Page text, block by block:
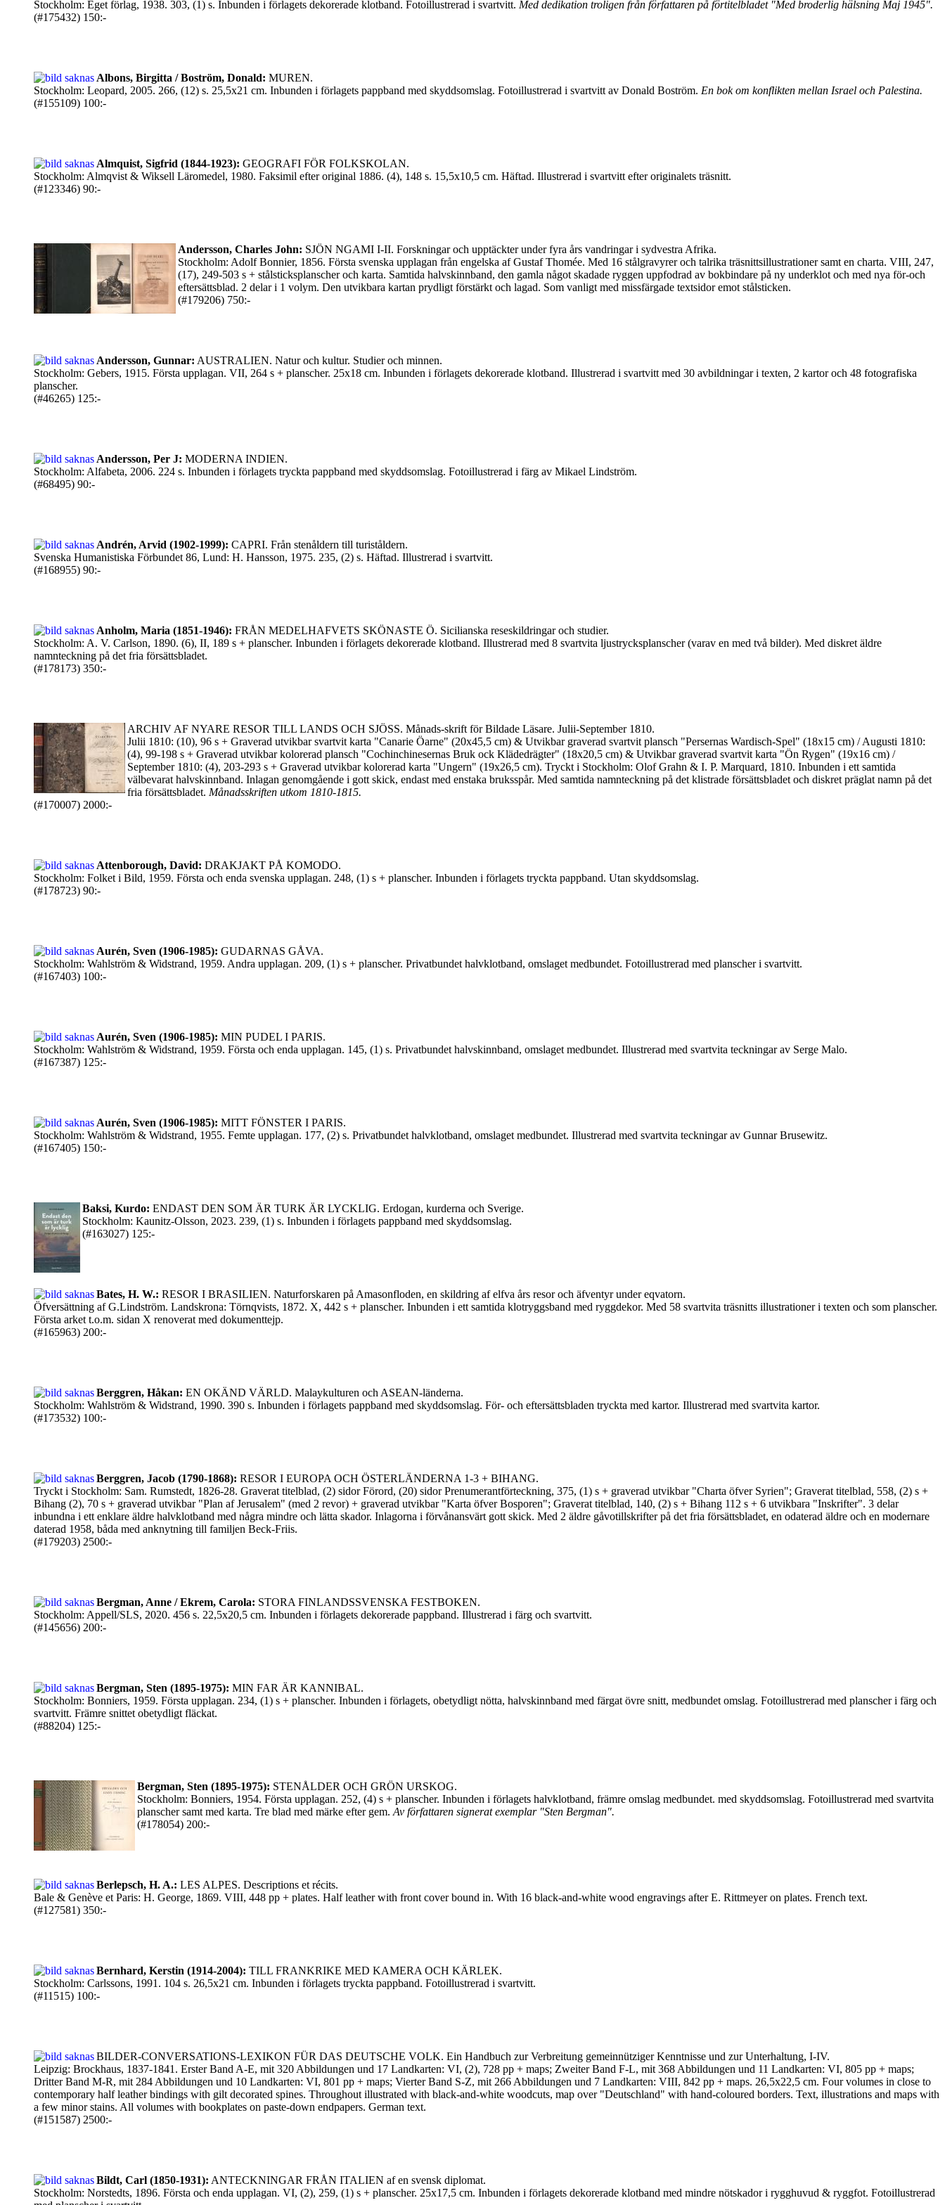
Stockholm: Eget förlag, 1938. 303, (1) s. Inbunden i förlagets dekorerade klotband. Fotoillustrerad i svartvitt. Med dedikation troligen från författaren på förtitelbladet "Med broderlig hälsning Maj 1945".
(#175432) 150:-
Albons, Birgitta / Boström, Donald: MUREN.
Stockholm: Leopard, 2005. 266, (12) s. 25,5x21 cm. Inbunden i förlagets pappband med skyddsomslag. Fotoillustrerad i svartvitt av Donald Boström. En bok om konflikten mellan Israel och Palestina.
(#155109) 100:-
Almquist, Sigfrid (1844-1923): GEOGRAFI FÖR FOLKSKOLAN.
Stockholm: Almqvist & Wiksell Läromedel, 1980. Faksimil efter original 1886. (4), 148 s. 15,5x10,5 cm. Häftad. Illustrerad i svartvitt efter originalets träsnitt.
(#123346) 90:-
Andersson, Charles John: SJÖN NGAMI I-II. Forskningar och upptäckter under fyra års vandringar i sydvestra Afrika.
Stockholm: Adolf Bonnier, 1856. Första svenska upplagan från engelska af Gustaf Thomée. Med 16 stålgravyrer och talrika träsnittsillustrationer samt en charta. VIII, 247,
(17), 249-503 s + stålsticksplanscher och karta. Samtida halvskinnband, den gamla något skadade ryggen uppfodrad av bokbindare på ny underklot och med nya för-och
eftersättsblad. 2 delar i 1 volym. Den utvikbara kartan prydligt förstärkt och lagad. Som vanligt med missfärgade textsidor emot stålsticken.
(#179206) 750:-
Andersson, Gunnar: AUSTRALIEN. Natur och kultur. Studier och minnen.
Stockholm: Gebers, 1915. Första upplagan. VII, 264 s + planscher. 25x18 cm. Inbunden i förlagets dekorerade klotband. Illustrerad i svartvitt med 30 avbildningar i texten, 2 kartor och 48 fotografiska
planscher.
(#46265) 125:-
Andersson, Per J: MODERNA INDIEN.
Stockholm: Alfabeta, 2006. 224 s. Inbunden i förlagets tryckta pappband med skyddsomslag. Fotoillustrerad i färg av Mikael Lindström.
(#68495) 90:-
Andrén, Arvid (1902-1999): CAPRI. Från stenåldern till turiståldern.
Svenska Humanistiska Förbundet 86, Lund: H. Hansson, 1975. 235, (2) s. Häftad. Illustrerad i svartvitt.
(#168955) 90:-
Anholm, Maria (1851-1946): FRÅN MEDELHAFVETS SKÖNASTE Ö. Sicilianska reseskildringar och studier.
Stockholm: A. V. Carlson, 1890. (6), II, 189 s + planscher. Inbunden i förlagets dekorerade klotband. Illustrerad med 8 svartvita ljustrycksplanscher (varav en med två bilder). Med diskret äldre
namnteckning på det fria försättsbladet.
(#178173) 350:-
ARCHIV AF NYARE RESOR TILL LANDS OCH SJÖSS. Månads-skrift för Bildade Läsare. Julii-September 1810.
Julii 1810: (10), 96 s + Graverad utvikbar svartvit karta "Canarie Öarne" (20x45,5 cm) & Utvikbar graverad svartvit plansch "Persernas Wardisch-Spel" (18x15 cm) / Augusti 1810:
(4), 99-198 s + Graverad utvikbar kolorerad plansch "Cochinchinesernas Bruk ock Klädedrägter" (18x20,5 cm) & Utvikbar graverad svartvit karta "Ön Rygen" (19x16 cm) /
September 1810: (4), 203-293 s + Graverad utvikbar kolorerad karta "Ungern" (19x26,5 cm). Tryckt i Stockholm: Olof Grahn & I. P. Marquard, 1810. Inbunden i ett samtida
välbevarat halvskinnband. Inlagan genomgående i gott skick, endast med enstaka bruksspår. Med samtida namnteckning på det klistrade försättsbladet och diskret präglat namn på det
fria försättsbladet. Månadsskriften utkom 1810-1815.
(#170007) 2000:-
Attenborough, David: DRAKJAKT PÅ KOMODO.
Stockholm: Folket i Bild, 1959. Första och enda svenska upplagan. 248, (1) s + planscher. Inbunden i förlagets tryckta pappband. Utan skyddsomslag.
(#178723) 90:-
Aurén, Sven (1906-1985): GUDARNAS GÅVA.
Stockholm: Wahlström & Widstrand, 1959. Andra upplagan. 209, (1) s + planscher. Privatbundet halvklotband, omslaget medbundet. Fotoillustrerad med planscher i svartvitt.
(#167403) 100:-
Aurén, Sven (1906-1985): MIN PUDEL I PARIS.
Stockholm: Wahlström & Widstrand, 1959. Första och enda upplagan. 145, (1) s. Privatbundet halvskinnband, omslaget medbundet. Illustrerad med svartvita teckningar av Serge Malo.
(#167387) 125:-
Aurén, Sven (1906-1985): MITT FÖNSTER I PARIS.
Stockholm: Wahlström & Widstrand, 1955. Femte upplagan. 177, (2) s. Privatbundet halvklotband, omslaget medbundet. Illustrerad med svartvita teckningar av Gunnar Brusewitz.
(#167405) 150:-
Baksi, Kurdo: ENDAST DEN SOM ÄR TURK ÄR LYCKLIG. Erdogan, kurderna och Sverige.
Stockholm: Kaunitz-Olsson, 2023. 239, (1) s. Inbunden i förlagets pappband med skyddsomslag.
(#163027) 125:-
Bates, H. W.: RESOR I BRASILIEN. Naturforskaren på Amasonfloden, en skildring af elfva års resor och äfventyr under eqvatorn.
Öfversättning af G.Lindström. Landskrona: Törnqvists, 1872. X, 442 s + planscher. Inbunden i ett samtida klotryggsband med ryggdekor. Med 58 svartvita träsnitts illustrationer i texten och som planscher.
Första arket t.o.m. sidan X renoverat med dokumenttejp.
(#165963) 200:-
Berggren, Håkan: EN OKÄND VÄRLD. Malaykulturen och ASEAN-länderna.
Stockholm: Wahlström & Widstrand, 1990. 390 s. Inbunden i förlagets pappband med skyddsomslag. För- och eftersättsbladen tryckta med kartor. Illustrerad med svartvita kartor.
(#173532) 100:-
Berggren, Jacob (1790-1868): RESOR I EUROPA OCH ÖSTERLÄNDERNA 1-3 + BIHANG.
Tryckt i Stockholm: Sam. Rumstedt, 1826-28. Graverat titelblad, (2) sidor Förord, (20) sidor Prenumerantförteckning, 375, (1) s + graverad utvikbar "Charta öfver Syrien"; Graverat titelblad, 558, (2) s +
Bihang (2), 70 s + graverad utvikbar "Plan af Jerusalem" (med 2 revor) + graverad utvikbar "Karta öfver Bosporen"; Graverat titelblad, 140, (2) s + Bihang 112 s + 6 utvikbara "Inskrifter". 3 delar
inbundna i ett enklare äldre halvklotband med några mindre och lätta skador. Inlagorna i förvånansvärt gott skick. Med 2 äldre gåvotillskrifter på det fria försättsbladet, en odaterad äldre och en modernare
daterad 1958, båda med anknytning till familjen Beck-Friis.
(#179203) 2500:-
Bergman, Anne / Ekrem, Carola: STORA FINLANDSSVENSKA FESTBOKEN.
Stockholm: Appell/SLS, 2020. 456 s. 22,5x20,5 cm. Inbunden i förlagets dekorerade pappband. Illustrerad i färg och svartvitt.
(#145656) 200:-
Bergman, Sten (1895-1975): MIN FAR ÄR KANNIBAL.
Stockholm: Bonniers, 1959. Första upplagan. 234, (1) s + planscher. Inbunden i förlagets, obetydligt nötta, halvskinnband med färgat övre snitt, medbundet omslag. Fotoillustrerad med planscher i färg och
svartvitt. Främre snittet obetydligt fläckat.
(#88204) 125:-
Bergman, Sten (1895-1975): STENÅLDER OCH GRÖN URSKOG.
Stockholm: Bonniers, 1954. Första upplagan. 252, (4) s + planscher. Inbunden i förlagets halvklotband, främre omslag medbundet. med skyddsomslag. Fotoillustrerad med svartvita
planscher samt med karta. Tre blad med märke efter gem. Av författaren signerat exemplar "Sten Bergman".
(#178054) 200:-
Berlepsch, H. A.: LES ALPES. Descriptions et récits.
Bale & Genève et Paris: H. George, 1869. VIII, 448 pp + plates. Half leather with front cover bound in. With 16 black-and-white wood engravings after E. Rittmeyer on plates. French text.
(#127581) 350:-
Bernhard, Kerstin (1914-2004): TILL FRANKRIKE MED KAMERA OCH KÄRLEK.
Stockholm: Carlssons, 1991. 104 s. 26,5x21 cm. Inbunden i förlagets tryckta pappband. Fotoillustrerad i svartvitt.
(#11515) 100:-
BILDER-CONVERSATIONS-LEXIKON FÜR DAS DEUTSCHE VOLK. Ein Handbuch zur Verbreitung gemeinnütziger Kenntnisse und zur Unterhaltung, I-IV.
Leipzig: Brockhaus, 1837-1841. Erster Band A-E, mit 320 Abbildungen und 17 Landkarten: VI, (2), 728 pp + maps; Zweiter Band F-L, mit 368 Abbildungen und 11 Landkarten: VI, 805 pp + maps;
Dritter Band M-R, mit 284 Abbildungen und 10 Landkarten: VI, 801 pp + maps; Vierter Band S-Z, mit 266 Abbildungen und 7 Landkarten: VIII, 842 pp + maps. 26,5x22,5 cm. Four volumes in close to
contemporary half leather bindings with gilt decorated spines. Throughout illustrated with black-and-white woodcuts, map over "Deutschland" with hand-coloured borders. Text, illustrations and maps with
a few minor stains. All volumes with bookplates on paste-down endpapers. German text.
(#151587) 2500:-
Bildt, Carl (1850-1931): ANTECKNINGAR FRÅN ITALIEN af en svensk diplomat.
Stockholm: Norstedts, 1896. Första och enda upplagan. VI, (2), 259, (1) s + planscher. 25x17,5 cm. Inbunden i förlagets dekorerade klotband med mindre nötskador i rygghuvud & ryggfot. Fotoillustrerad